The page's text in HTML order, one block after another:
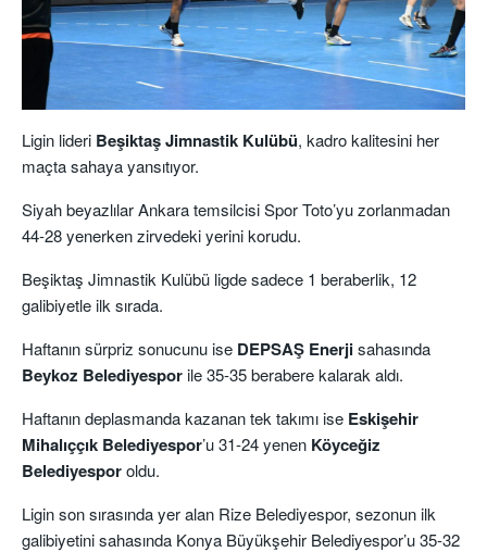
Ligin lideri Beşiktaş Jimnastik Kulübü, kadro kalitesini her
maçta sahaya yansıtıyor.
Siyah beyazlılar Ankara temsilcisi Spor Toto’yu zorlanmadan
44-28 yenerken zirvedeki yerini korudu.
Beşiktaş Jimnastik Kulübü ligde sadece 1 beraberlik, 12
galibiyetle ilk sırada.
Haftanın sürpriz sonucunu ise DEPSAŞ Enerjisahasında
Beykoz Belediyesporile 35-35 berabere kalarak aldı.
Haftanın deplasmanda kazanan tek takımı ise Eskişehir
Mihalıççık Belediyespor’u 31-24 yenen Köyceğiz
Belediyesporoldu.
Ligin son sırasında yer alan Rize Belediyespor, sezonun ilk
galibiyetini sahasında Konya Büyükşehir Belediyespor’u 35-32